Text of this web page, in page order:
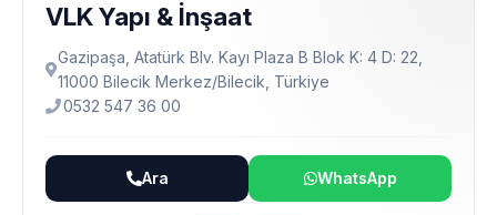
VLK Yapı & İnşaat
Gazipaşa, Atatürk Blv. Kayı Plaza B Blok K: 4 D: 22,
11000 Bilecik Merkez/Bilecik, Türkiye
0532 547 36 00
Ara WhatsApp